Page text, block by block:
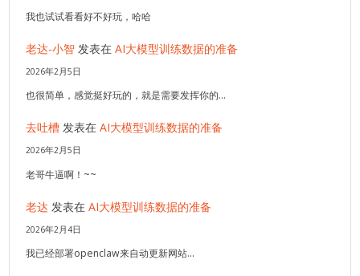
我也试试看看好不好玩，哈哈
老达-小智 发表在AI大模型训练数据的准备
2026年2月5日
也很简单，感觉挺好玩的，就是需要发挥你的…
去吐槽 发表在AI大模型训练数据的准备
2026年2月5日
老哥牛逼啊！~~
老达 发表在AI大模型训练数据的准备
2026年2月4日
我已经部署openclaw来自动更新网站…